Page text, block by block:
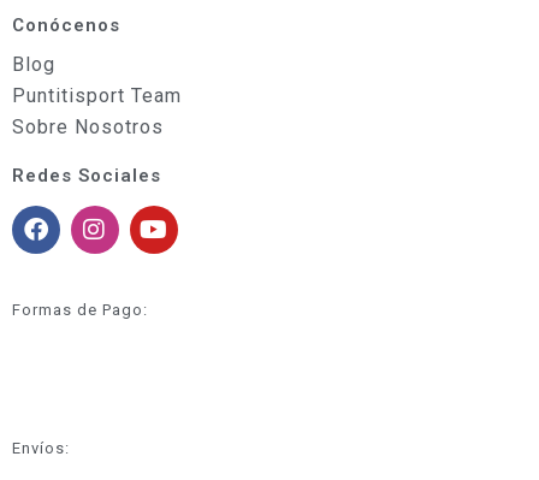
Conócenos
Blog
Puntitisport Team
Sobre Nosotros
Redes Sociales
Formas de Pago:
Envíos: